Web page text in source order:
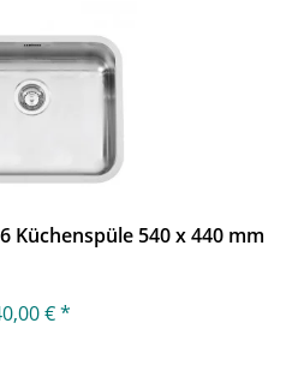
Küchenspüle 540 x 440 mm
€ *